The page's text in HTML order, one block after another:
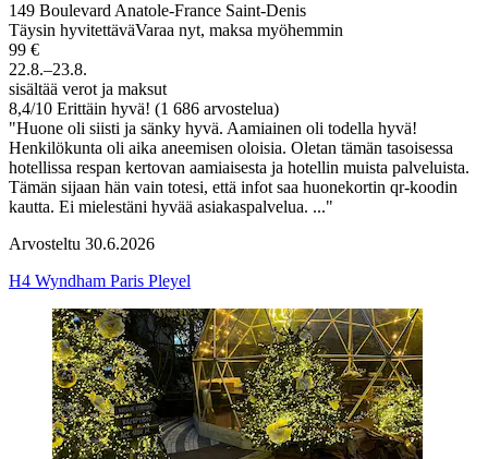
149 Boulevard Anatole-France Saint-Denis
Täysin hyvitettäväVaraa nyt, maksa myöhemmin
99 €
22.8.–23.8.
sisältää verot ja maksut
8,4/10 Erittäin hyvä! (1 686 arvostelua)
"Huone oli siisti ja sänky hyvä. Aamiainen oli todella hyvä!
Henkilökunta oli aika aneemisen oloisia. Oletan tämän tasoisessa
hotellissa respan kertovan aamiaisesta ja hotellin muista palveluista.
Tämän sijaan hän vain totesi, että infot saa huonekortin qr-koodin
kautta. Ei mielestäni hyvää asiakaspalvelua. ..."
Arvosteltu 30.6.2026
H4 Wyndham Paris Pleyel